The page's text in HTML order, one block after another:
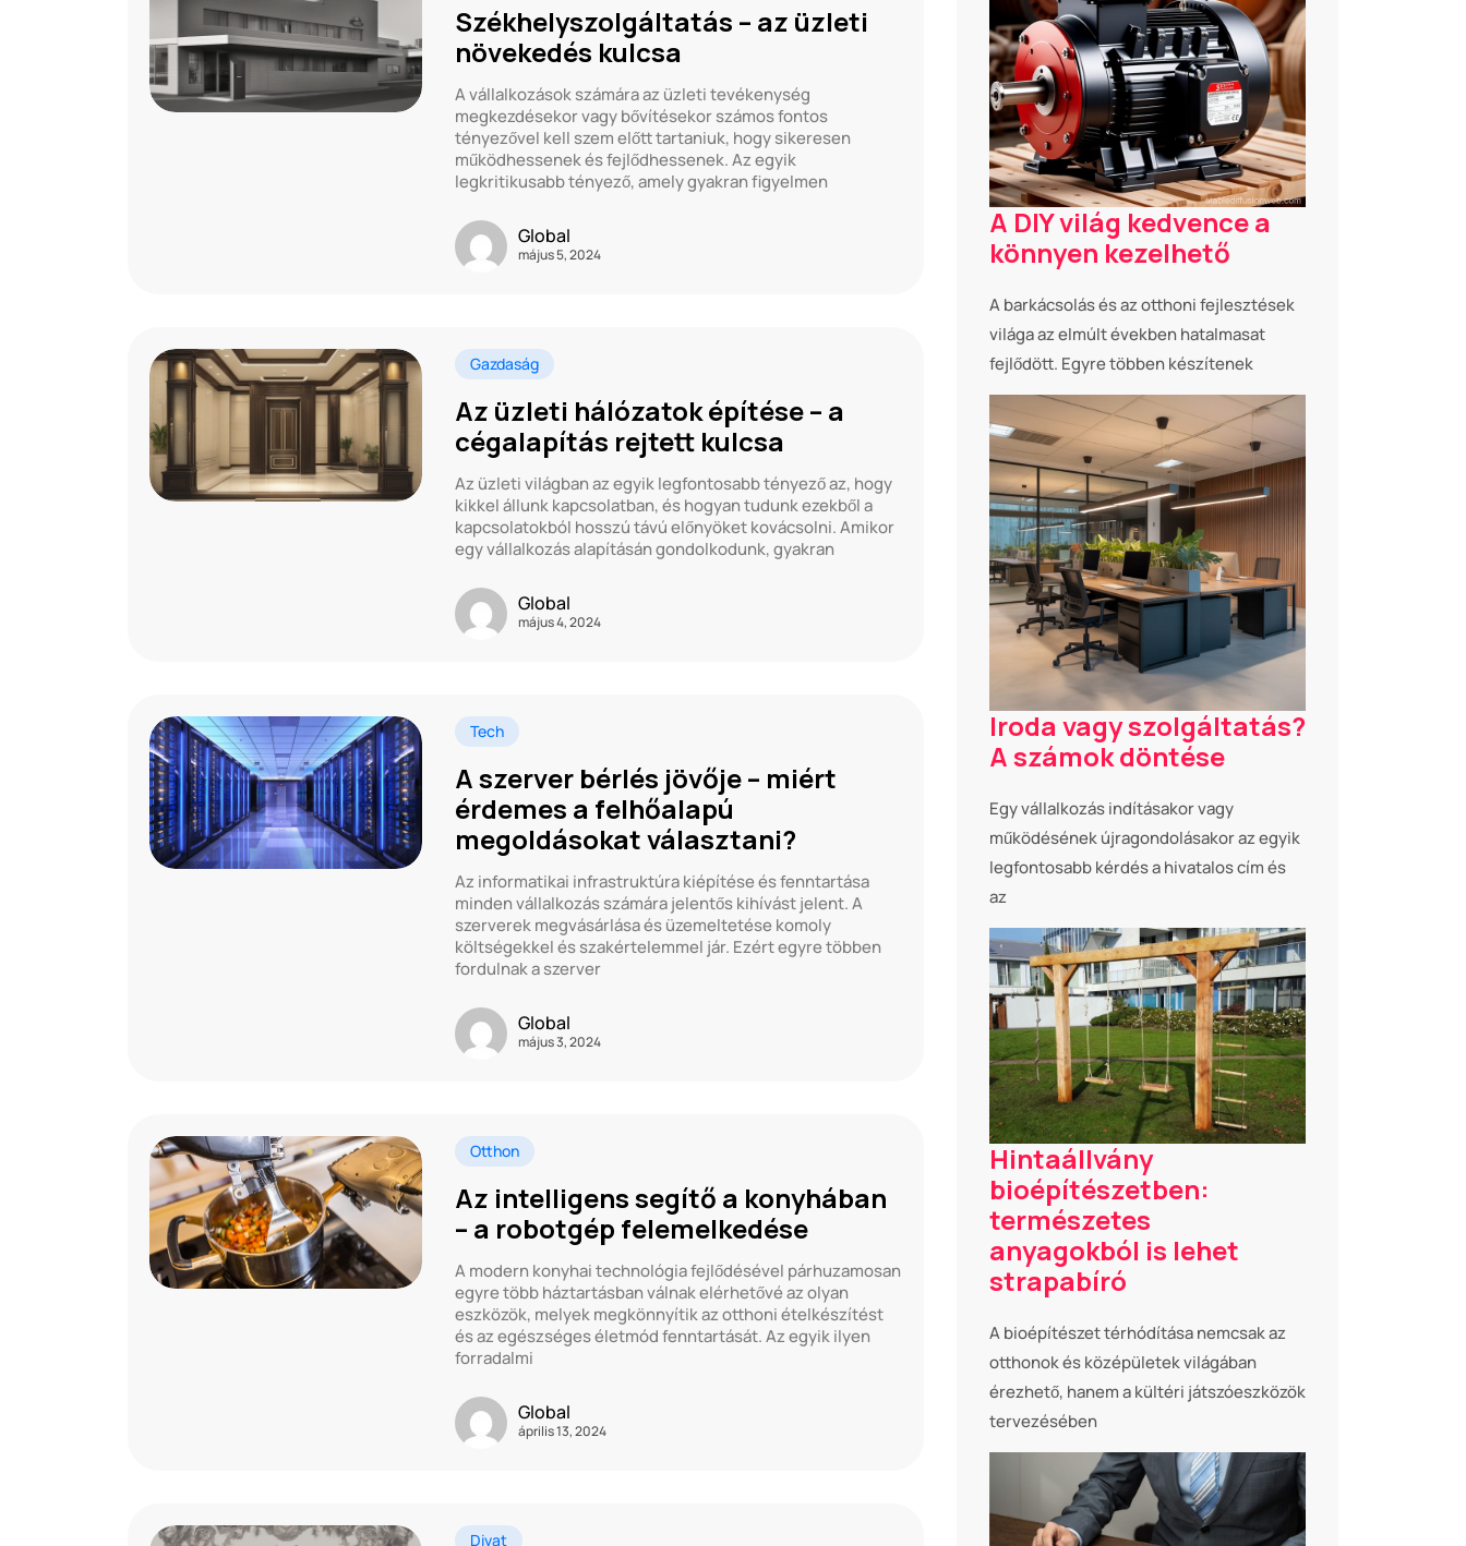
Székhelyszolgáltatás – az üzleti
növekedés kulcsa
A vállalkozások számára az üzleti tevékenység
megkezdésekor vagy bővítésekor számos fontos
tényezővel kell szem előtt tartaniuk, hogy sikeresen
működhessenek és fejlődhessenek. Az egyik
legkritikusabb tényező, amely gyakran figyelmen
Global
május 5, 2024
Gazdaság
Az üzleti hálózatok építése – a
cégalapítás rejtett kulcsa
Az üzleti világban az egyik legfontosabb tényező az, hogy
kikkel állunk kapcsolatban, és hogyan tudunk ezekből a
kapcsolatokból hosszú távú előnyöket kovácsolni. Amikor
egy vállalkozás alapításán gondolkodunk, gyakran
Global
május 4, 2024
Tech
A szerver bérlés jövője – miért
érdemes a felhőalapú
megoldásokat választani?
Az informatikai infrastruktúra kiépítése és fenntartása
minden vállalkozás számára jelentős kihívást jelent. A
szerverek megvásárlása és üzemeltetése komoly
költségekkel és szakértelemmel jár. Ezért egyre többen
fordulnak a szerver
Global
május 3, 2024
Otthon
Az intelligens segítő a konyhában
– a robotgép felemelkedése
A modern konyhai technológia fejlődésével párhuzamosan
egyre több háztartásban válnak elérhetővé az olyan
eszközök, melyek megkönnyítik az otthoni ételkészítést
és az egészséges életmód fenntartását. Az egyik ilyen
forradalmi
Global
április 13, 2024
Divat
A DIY világ kedvence a
könnyen kezelhető
A barkácsolás és az otthoni fejlesztések
világa az elmúlt években hatalmasat
fejlődött. Egyre többen készítenek
Iroda vagy szolgáltatás?
A számok döntése
Egy vállalkozás indításakor vagy
működésének újragondolásakor az egyik
legfontosabb kérdés a hivatalos cím és
az
Hintaállvány
bioépítészetben:
természetes
anyagokból is lehet
strapabíró
A bioépítészet térhódítása nemcsak az
otthonok és középületek világában
érezhető, hanem a kültéri játszóeszközök
tervezésében